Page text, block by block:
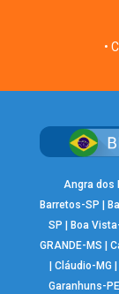
•
Angra dos
Barretos-SP
SP
Boa
GRANDE-MS
Cláudio-MG
Garanhuns-PE